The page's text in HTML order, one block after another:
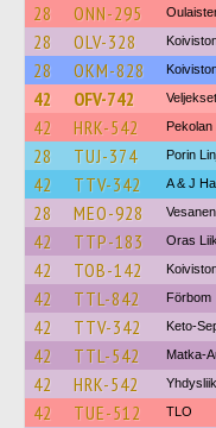
28 ONN-295
28 OLV-328
28 OKM-828
42 OFV-742
42 HRK-542 Pekolan
28 TUJ-374 Porin
42 TTV-342 A & J
28 MEO-928 Vesanen
42 TTP-183 Oras
42 TOB-142
42 TTL-842 Förbom
42 TTV-342 Keto-
42 TTL-542 Matka-
42 HRK-542
42 TUE-512 TLO